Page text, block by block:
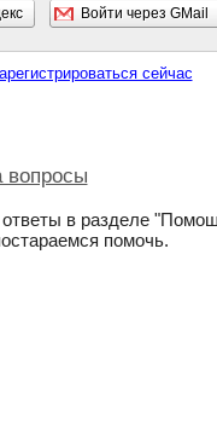
Войти через GMail
сейчас
вопросы
в разделе
помочь.